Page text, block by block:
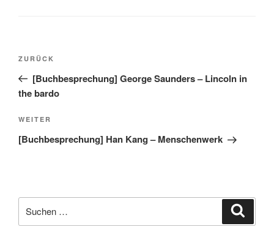
Beitragsnavigation
Vorheriger
Beitrag
ZURÜCK
[Buchbesprechung] George Saunders – Lincoln in
the bardo
Nächster
Beitrag
WEITER
[Buchbesprechung] Han Kang – Menschenwerk
nach: